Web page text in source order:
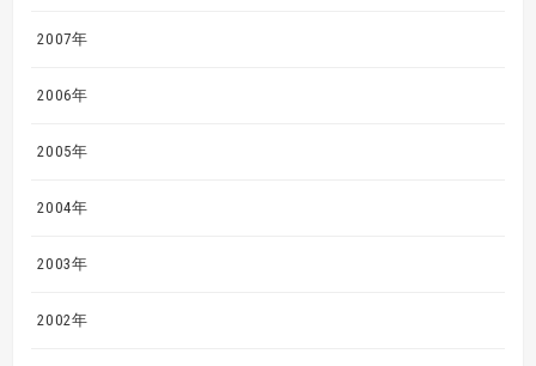
2007年
2006年
2005年
2004年
2003年
2002年